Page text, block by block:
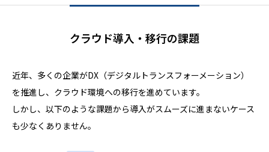
クラウド導入・移行の課題
近年、多くの企業がDX（デジタルトランスフォーメーション）
を推進し、クラウド環境への移行を進めています。
しかし、以下のような課題から導入がスムーズに進まないケース
も少なくありません。